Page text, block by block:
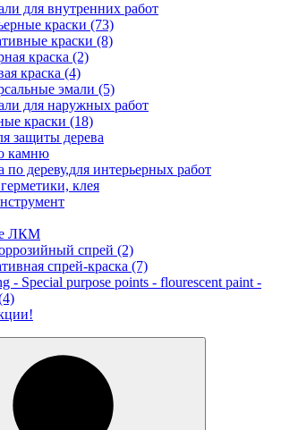
для внутренних работ
краски (73)
краски (8)
краска (2)
краска (4)
эмали (5)
для наружных работ
краски (18)
защиты дерева
камню
по дереву,для интерьерных работ
клея
ЛКМ
спрей (2)
спрей-краска (7)
- Special purpose points - flourescent paint -